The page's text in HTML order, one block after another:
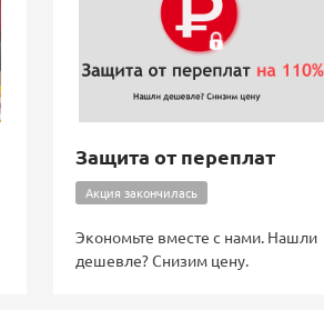
Защита от переплат
Акция закончилась
Экономьте вместе с нами. Нашли
дешевле? Снизим цену.